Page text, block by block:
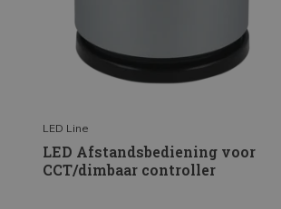
1800K - 2200K extra warm wit
2700K - 3000K warm wit(8)
6000K daglicht wit
2700K - 3000K 830(4)
LED Line
LED Afstandsbediening voor
CCT/dimbaar controller